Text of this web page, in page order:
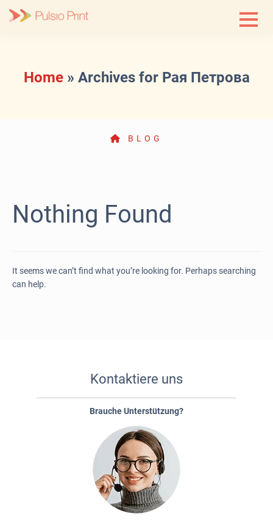
Home» Archives for Рая Петрова
BLOG
Nothing Found
It seems we can’t find what you’re looking for. Perhaps searching
can help.
Kontaktiere uns
Brauche Unterstützung?